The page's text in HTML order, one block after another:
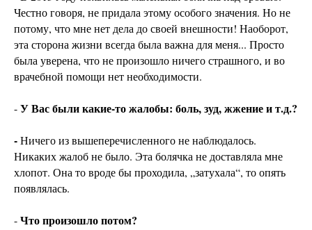
Честно говоря, не придала этому особого значения. Но не
потому, что мне нет дела до своей внешности! Наоборот,
эта сторона жизни всегда была важна для меня... Просто
была уверена, что не произошло ничего страшного, и во
врачебной помощи нет необходимости.
-У Вас были какие-то жалобы: боль, зуд, жжение и т.д.?
-Ничего из вышеперечисленного не наблюдалось.
Никаких жалоб не было. Эта болячка не доставляла мне
хлопот. Она то вроде бы проходила, „затухала“, то опять
появлялась.
-Что произошло потом?